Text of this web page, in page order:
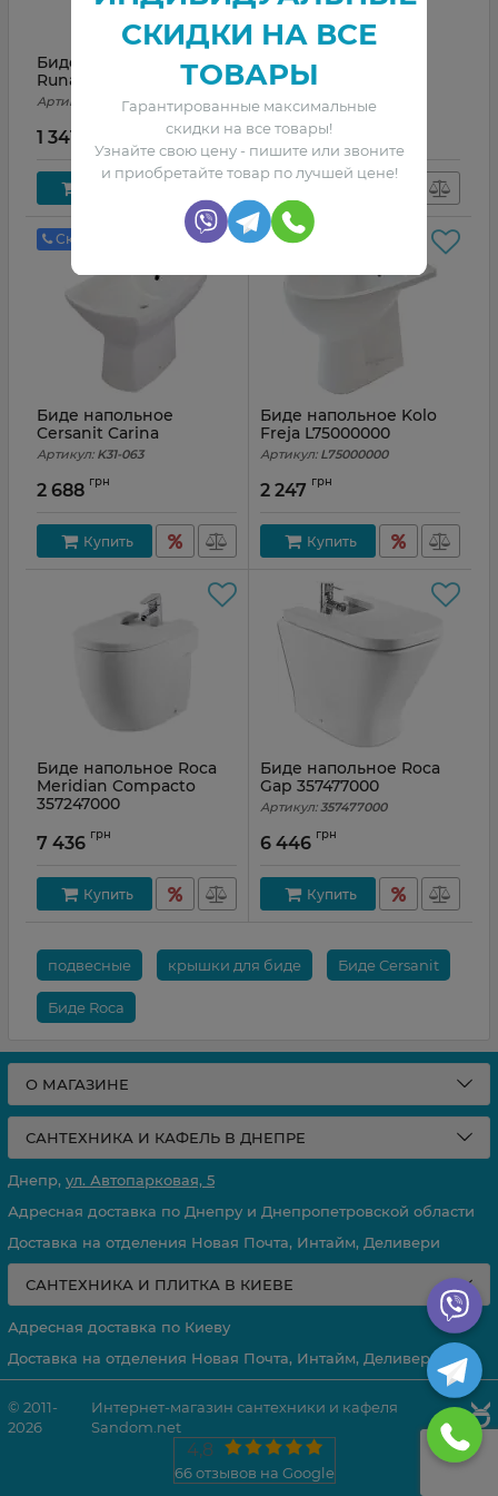
Биде напольное Kolo
Runa L85000000
Артикул: L85000000
1 341
Биде напольное
Cersanit Eko
Артикул: K07-157
2 268 грн
Скидка по звонку!
Биде напольное
Cersanit Carina
Артикул: K31-063
2 688 грн
Купить
Биде напольное Kolo
Freja L75000000
Артикул: L75000000
2 247 грн
Купить
Биде напольное Roca
Meridian Compacto
357247000
7 436 грн
Купить
Биде напольное Roca
Gap 357477000
Артикул: 357477000
6 446 грн
Купить
подвесные крышки для биде Биде Cersanit
Биде Roca
О МАГАЗИНЕ
САНТЕХНИКА И КАФЕЛЬ В ДНЕПРЕ
Днепр, ул. Автопарковая, 5
Адресная доставка по Днепру и Днепропетровской области
Доставка на отделения Новая Почта, Интайм, Деливери
САНТЕХНИКА И ПЛИТКА В КИЕВЕ
Адресная доставка по Киеву
Доставка на отделения Новая Почта, Интайм, Деливери
© 2011-
2026
Интернет-магазин сантехники и кафеля
Sandom.net
4,8
66 отзывов на Google
СКИДКИ НА ВСЕ
ТОВАРЫ
Гарантированные максимальные
скидки на все товары!
Узнайте свою цену - пишите или звоните
и приобретайте товар по лучшей цене!